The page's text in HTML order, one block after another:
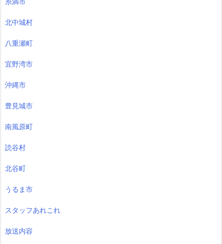
北中城村
八重瀬町
宜野湾市
沖縄市
豊見城市
南風原町
読谷村
北谷町
うるま市
スタッフあれこれ
放送内容